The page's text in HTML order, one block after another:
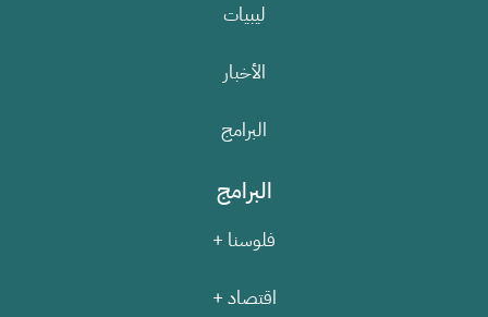
ليبيات
الأخبار
البرامج
البرامج
فلوسنا +
اقتصاد +